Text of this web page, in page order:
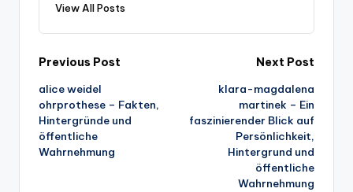
View All Posts
Post
navigation
Previous Post
alice weidel
ohrprothese – Fakten,
Hintergründe und
öffentliche
Wahrnehmung
Next Post
klara-magdalena
martinek – Ein
faszinierender Blick auf
Persönlichkeit,
Hintergrund und
öffentliche
Wahrnehmung